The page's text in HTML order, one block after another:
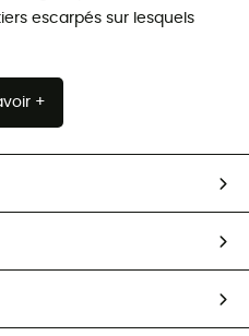
escarpés sur lesquels
+